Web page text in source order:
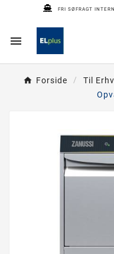
FRI SØFRAGT

Forside Til